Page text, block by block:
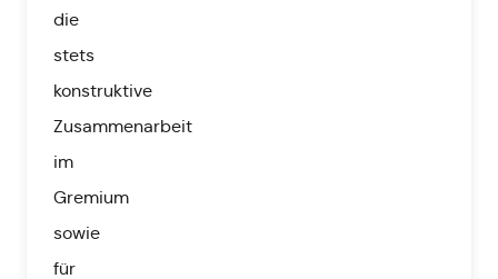
die
stets
konstruktive
Zusammenarbeit
im
Gremium
sowie
für